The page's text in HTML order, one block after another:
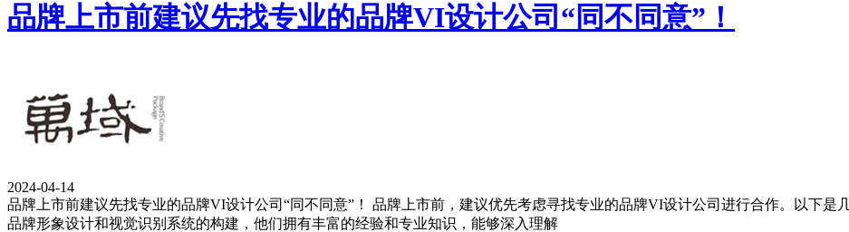
品牌上市前建议先找专业的品牌VI设计公司“同不同意”！
2024-04-14
品牌上市前建议先找专业的品牌VI设计公司“同不同意”！ 品牌上市前，建议优先考虑寻找专业的品牌VI设计公司进行合作。以下
品牌形象设计和视觉识别系统的构建，他们拥有丰富的经验和专业知识，能够深入理解